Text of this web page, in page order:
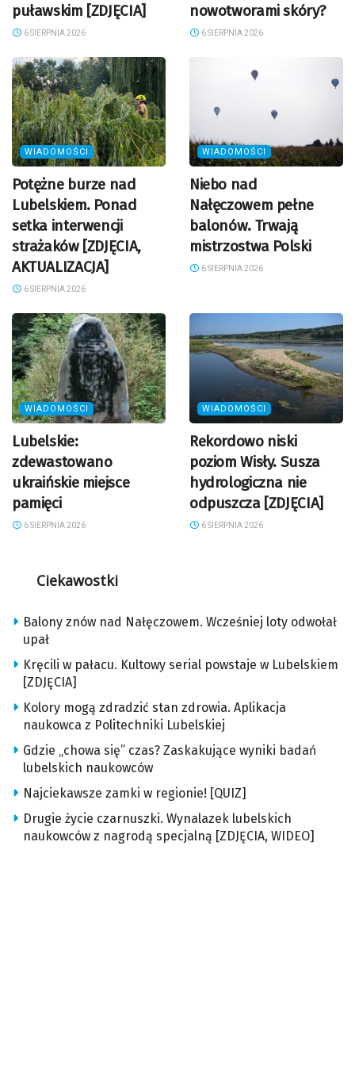
puławskim [ZDJĘCIA]
6 SIERPNIA 2026
nowotworami skóry?
6 SIERPNIA 2026
WIADOMOŚCI
Potężne burze nad
Lubelskiem. Ponad
setka interwencji
strażaków [ZDJĘCIA,
AKTUALIZACJA]
6 SIERPNIA 2026
WIADOMOŚCI
Niebo nad
Nałęczowem pełne
balonów. Trwają
mistrzostwa Polski
6 SIERPNIA 2026
WIADOMOŚCI
Lubelskie:
zdewastowano
ukraińskie miejsce
pamięci
6 SIERPNIA 2026
WIADOMOŚCI
Rekordowo niski
poziom Wisły. Susza
hydrologiczna nie
odpuszcza [ZDJĘCIA]
6 SIERPNIA 2026
Ciekawostki
Balony znów nad Nałęczowem. Wcześniej loty odwołał
upał
Kręcili w pałacu. Kultowy serial powstaje w Lubelskiem
[ZDJĘCIA]
Kolory mogą zdradzić stan zdrowia. Aplikacja
naukowca z Politechniki Lubelskiej
Gdzie „chowa się” czas? Zaskakujące wyniki badań
lubelskich naukowców
Najciekawsze zamki w regionie! [QUIZ]
Drugie życie czarnuszki. Wynalazek lubelskich
naukowców z nagrodą specjalną [ZDJĘCIA, WIDEO]